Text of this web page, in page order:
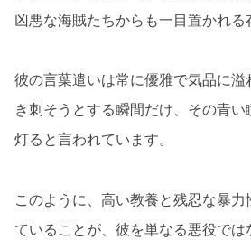
凶悪な海賊たちからも一目置かれる
彼の言葉遣いは常に優雅で気品に
き刺そうとする瞬間だけ、その青
灯ると言われています。
このように、高い教養と残忍な暴
ていることが、彼を単なる悪役で